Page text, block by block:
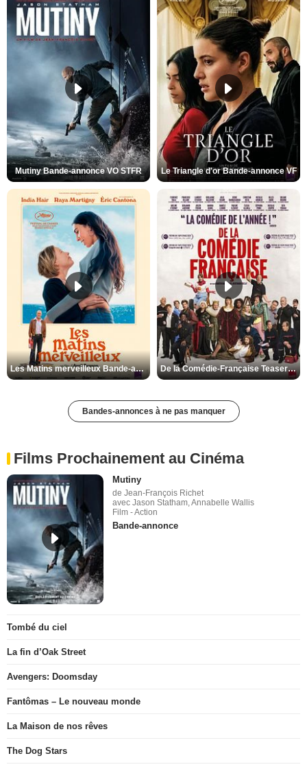
Mutiny Bande-annonce VO STFR Le Triangle d'or Bande-annonce VF
Les Matins merveilleux Bande-annonce VF De la Comédie-Française Teaser VF
Bandes-annonces à ne pas manquer
Films Prochainement au Cinéma
Mutiny
de Jean-François Richet
avec Jason Statham, Annabelle Wallis
Film - Action
Bande-annonce
Tombé du ciel
La fin d’Oak Street
Avengers: Doomsday
Fantômas – Le nouveau monde
La Maison de nos rêves
The Dog Stars